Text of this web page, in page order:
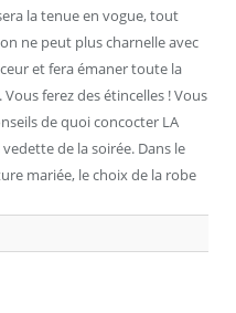
la tenue en vogue, tout
ne peut plus charnelle avec
et fera émaner toute la
ferez des étincelles ! Vous
de quoi concocter LA
de la soirée. Dans le
mariée, le choix de la robe